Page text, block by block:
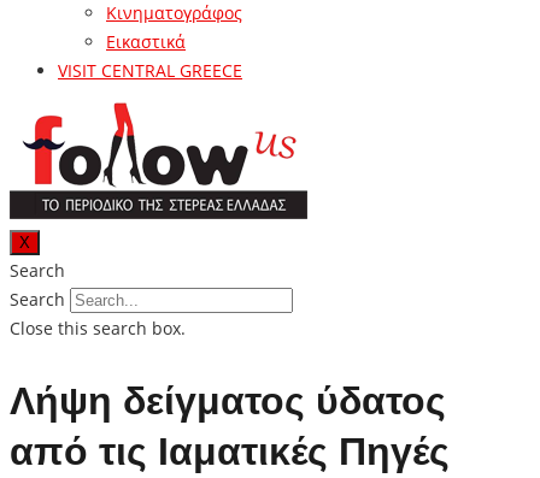
Κινηματογράφος
Εικαστικά
VISIT CENTRAL GREECE
X
Search
Search
Close this search box.
Λήψη δείγματος ύδατος
από τις Ιαματικές Πηγές